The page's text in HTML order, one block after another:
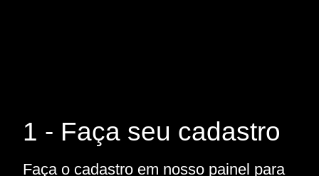
1 - Faça seu cadastro
Faça o cadastro em nosso painel para